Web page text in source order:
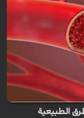
الطبيعية